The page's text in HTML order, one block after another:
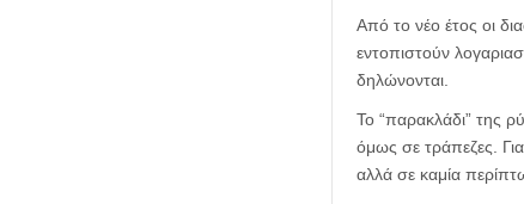
Από το νέο έτος οι
εντοπιστούν
δηλώνονται.
Το “παρακλάδι” της
όμως σε τράπεζες.
αλλά σε καμία